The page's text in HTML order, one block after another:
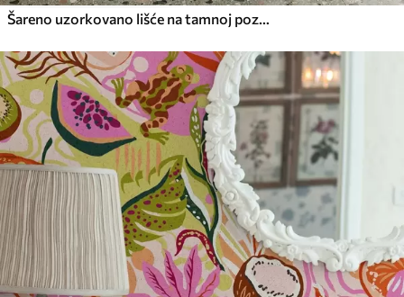
Šareno uzorkovano lišće na tamnoj pozadini